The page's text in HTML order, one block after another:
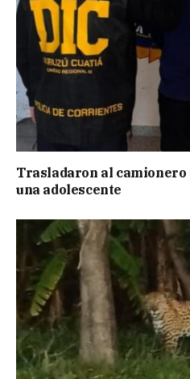
Trasladaron al camionero
una adolescente